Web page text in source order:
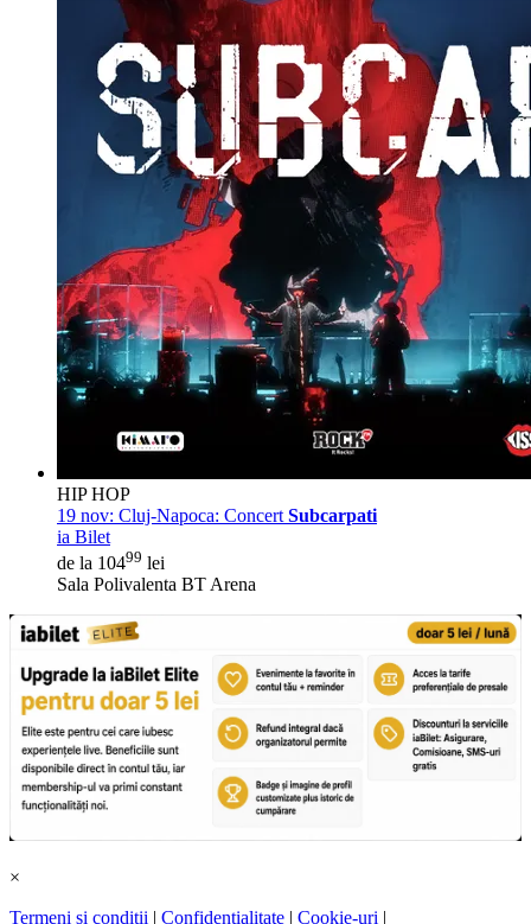
HIP HOP
19 nov: Cluj-Napoca: Concert Subcarpati
ia Bilet
de la 10499 lei
Sala Polivalenta BT Arena
×
Termeni și condiții | Confidențialitate | Cookie-uri |